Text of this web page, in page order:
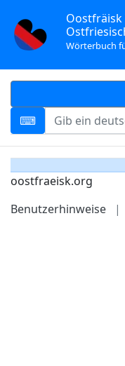
Wörterbuch
oostfraeisk.org
Benutzerhinweise
|